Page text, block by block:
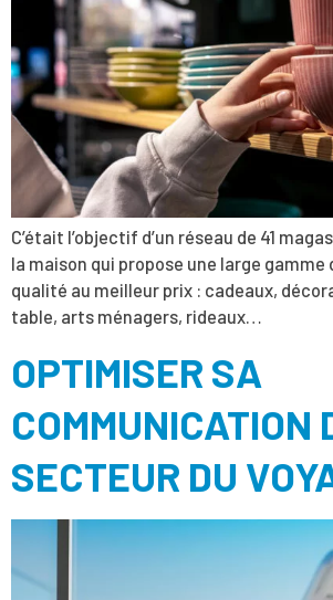
C’était l’objectif d’un réseau de 41
la maison qui propose une large gamme
qualité au meilleur prix : cadeaux,
table, arts ménagers, rideaux…
OPTIMISER SA
COMMUNICATION
SECTEUR DU